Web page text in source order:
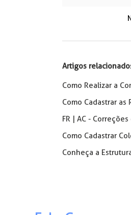
Artigos
Como Realizar a
Como Cadastrar as
FR | AC -
Como Cadastrar
Conheça a